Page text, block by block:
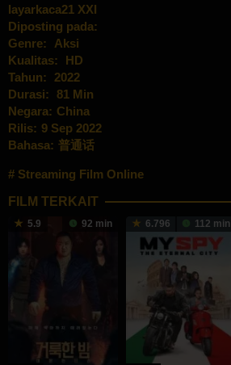
layarkaca21 XXI
Diposting pada:
Genre:
Aksi
Kualitas:
HD
Tahun:
2022
Durasi: 81 Min
Negara: China
Rilis: 9 Sep 2022
Bahasa: 普通话
Streaming Film Online
FILM TERKAIT
5.9 92 min 6.796 112 min